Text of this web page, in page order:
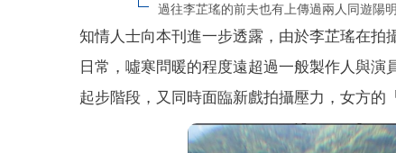
過往李芷瑤的前夫也有上傳過兩人同遊陽
知情人士向本刊進一步透露，由於李芷瑤在
日常，噓寒問暖的程度遠超過一般製作人與
起步階段，又同時面臨新戲拍攝壓力，女方的